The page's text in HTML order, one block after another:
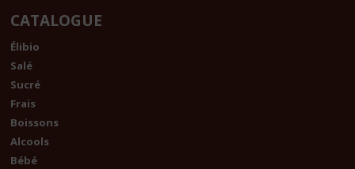
CATALOGUE
Élibio
Salé
Sucré
Frais
Boissons
Alcools
Bébé